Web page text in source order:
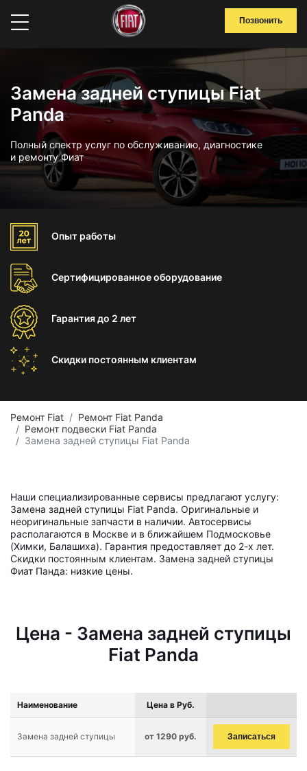
Позвонить
Замена задней ступицы Fiat
Panda
Полный спектр услуг по обслуживанию, диагностике
и ремонту Фиат
Опыт работы
Сертифицированноеоборудование
Гарантиядо 2 лет
Скидки постоянным клиентам
Ремонт Fiat
Ремонт Fiat Panda
Ремонт подвески Fiat Panda
Замена задней ступицы Fiat Panda
Наши специализированные сервисы предлагают услугу:
Замена задней ступицы Fiat Panda. Оригинальные и
неоригинальные запчасти в наличии. Автосервисы
располагаются в Москве и в ближайшем Подмосковье
(Химки, Балашиха). Гарантия предоставляет до 2-х лет.
Скидки постоянным клиентам. Замена задней ступицы
Фиат Панда: низкие цены.
Цена - Замена задней ступицы
Fiat Panda
Наименование Цена в Руб.
Замена задней ступицы от 1290 руб. Записаться